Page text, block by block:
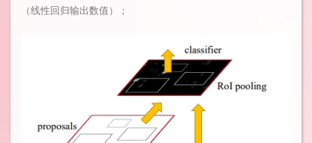
（线性回归输出数值）；